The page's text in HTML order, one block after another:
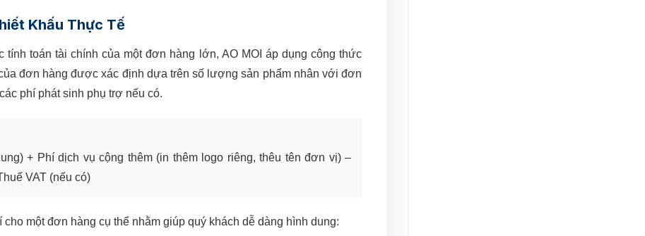
Khấu Thực Tế
toán tài chính của một đơn hàng lớn, AO MOI áp dụng công thức
đơn hàng được xác định dựa trên số lượng sản phẩm nhân với đơn
phí phát sinh phụ trợ nếu có.
+ Phí dịch vụ cộng thêm (in thêm logo riêng, thêu tên đơn vị) –
VAT (nếu có)
một đơn hàng cụ thể nhằm giúp quý khách dễ dàng hình dung: